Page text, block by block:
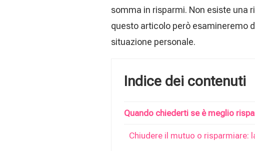
somma in risparmi. Non esiste una
questo articolo però esamineremo
situazione personale.
Indice dei contenuti
Quando chiederti se è meglio
Chiudere il mutuo o risparmiare: